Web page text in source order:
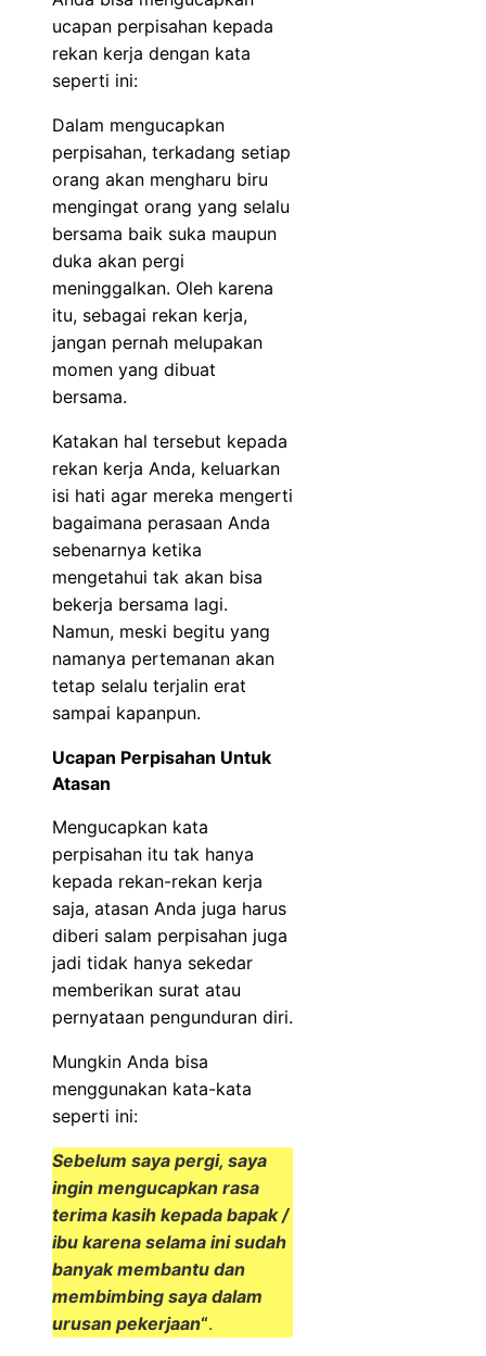
ucapan perpisahan kepada
rekan kerja dengan kata
seperti ini:
Dalam mengucapkan
perpisahan, terkadang setiap
orang akan mengharu biru
mengingat orang yang selalu
bersama baik suka maupun
duka akan pergi
meninggalkan. Oleh karena
itu, sebagai rekan kerja,
jangan pernah melupakan
momen yang dibuat
bersama.
Katakan hal tersebut kepada
rekan kerja Anda, keluarkan
isi hati agar mereka mengerti
bagaimana perasaan Anda
sebenarnya ketika
mengetahui tak akan bisa
bekerja bersama lagi.
Namun, meski begitu yang
namanya pertemanan akan
tetap selalu terjalin erat
sampai kapanpun.
Ucapan Perpisahan Untuk
Atasan
Mengucapkan kata
perpisahan itu tak hanya
kepada rekan-rekan kerja
saja, atasan Anda juga harus
diberi salam perpisahan juga
jadi tidak hanya sekedar
memberikan surat atau
pernyataan pengunduran diri.
Mungkin Anda bisa
menggunakan kata-kata
seperti ini:
Sebelum saya pergi, saya
ingin mengucapkan rasa
terima kasih kepada bapak /
ibu karena selama ini sudah
banyak membantu dan
membimbing saya dalam
urusan pekerjaan“.